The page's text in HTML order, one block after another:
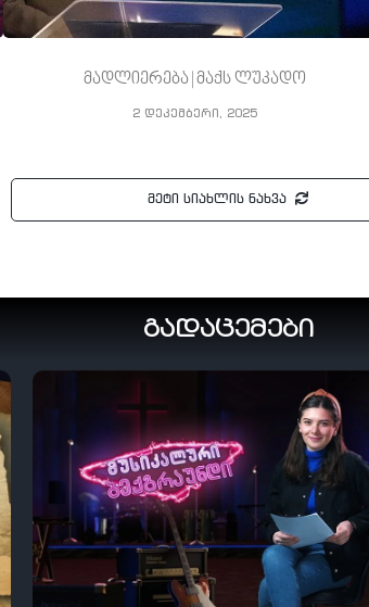
მადლიერება | მაქს ლუკადო
2 დეკემბერი, 2025
მეტი სიახლის ნახვა
გადაცემები